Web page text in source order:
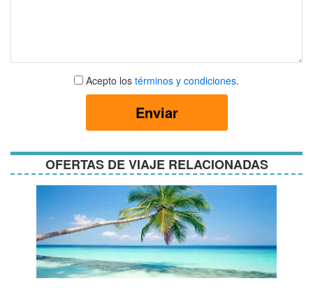
Aceptar
términos
Acepto los términos y condiciones.
Enviar
OFERTAS DE VIAJE RELACIONADAS